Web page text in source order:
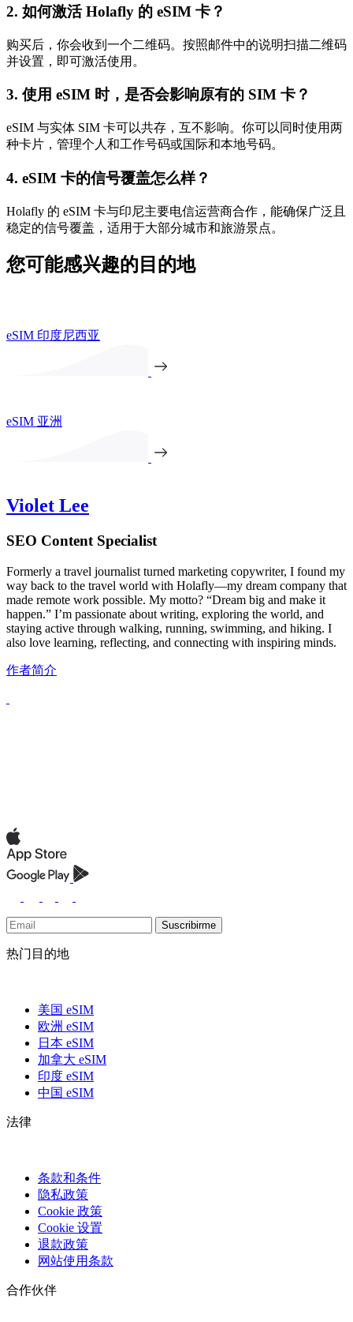
2. 如何激活 Holafly 的 eSIM 卡？
购买后，你会收到一个二维码。按照邮件中的说明扫描二维码
并设置，即可激活使用。
3. 使用 eSIM 时，是否会影响原有的 SIM 卡？
eSIM 与实体 SIM 卡可以共存，互不影响。你可以同时使用两
种卡片，管理个人和工作号码或国际和本地号码。
4. eSIM 卡的信号覆盖怎么样？
Holafly 的 eSIM 卡与印尼主要电信运营商合作，能确保广泛且
稳定的信号覆盖，适用于大部分城市和旅游景点。
您可能感兴趣的目的地
eSIM 印度尼西亚
eSIM 亚洲
Violet Lee
SEO Content Specialist
Formerly a travel journalist turned marketing copywriter, I found my
way back to the travel world with Holafly—my dream company that
made remote work possible. My motto? “Dream big and make it
happen.” I’m passionate about writing, exploring the world, and
staying active through walking, running, swimming, and hiking. I
also love learning, reflecting, and connecting with inspiring minds.
作者简介
Suscribirme
热门目的地
美国 eSIM
欧洲 eSIM
日本 eSIM
加拿大 eSIM
印度 eSIM
中国 eSIM
法律
条款和条件
隐私政策
Cookie 政策
Cookie 设置
退款政策
网站使用条款
合作伙伴